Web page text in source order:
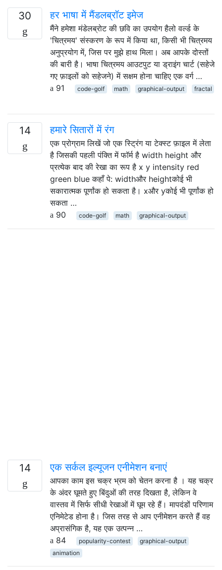
30 हर भाषा में मैंडलब्रॉट इमेज
मैंने हमेशा मंडेलब्रोट की छवि का उपयोग हैलो वर्ल्ड के
'चित्रमय' संस्करण के रूप में किया था, किसी भी चित्रमय
अनुप्रयोग में, जिस पर मुझे हाथ मिला। अब आपके दोस्तों
की बारी है। भाषा चित्रमय आउटपुट या ड्राइंग चार्ट (सहेजे
गए फ़ाइलों को सहेजने) में सक्षम होना चाहिए एक वर्ग …
91
code-golf math graphical-output fractal
14 हमारे सितारों में रंग
एक प्रोग्राम लिखें जो एक स्ट्रिंग या टेक्स्ट फ़ाइल में लेता
है जिसकी पहली पंक्ति में फॉर्म है width height और
प्रत्येक बाद की रेखा का रूप है x y intensity red
green blue कहाँ पे: widthऔर heightकोई भी
सकारात्मक पूर्णांक हो सकता है। xऔर yकोई भी पूर्णांक हो
सकता …
90
code-golf math graphical-output
14 एक सर्कल इल्यूजन एनीमेशन बनाएं
आपका काम इस चक्र भ्रम को चेतन करना है । यह चक्र
के अंदर घूमते हुए बिंदुओं की तरह दिखता है, लेकिन वे
वास्तव में सिर्फ सीधी रेखाओं में घूम रहे हैं। मापदंडों परिणाम
एनिमेटेड होना है। जिस तरह से आप एनीमेशन करते हैं वह
अप्रासंगिक है, यह एक उत्पन्न …
84
popularity-contest
graphical-output
animation